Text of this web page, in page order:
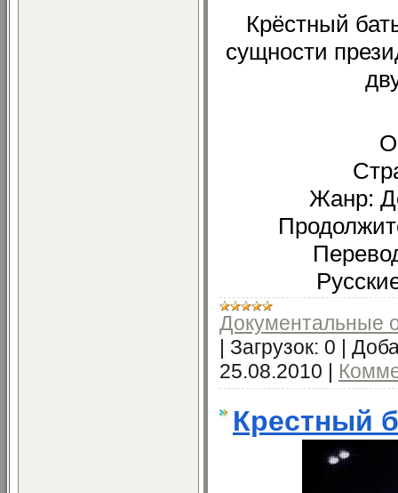
Крёстный
сущности
Жанр:
Документальные
Загрузок: 0
25.08.2010
Крестный